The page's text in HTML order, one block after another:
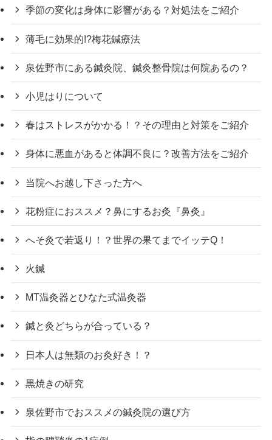
季節の変化は身体に影響がある？対処法をご紹介
薄毛に効果的!?梅花鍼療法
泉佐野市にある鍼灸院、鍼灸整骨院は何院あるの？
小児はりについて
春はストレスがかかる！？その理由と対策をご紹介
身体に悪血があると体調不良に？改善方法をご紹介
当院へお越し下さった方へ
花粉症におススメ？鼻にするお灸『鼻灸』
へそ灸で若返り！？世界の果てまでイッテQ！
火鍼
MT温灸器とひなた式温灸器
鍼と灸どちらが合っている？
日本人は無類のお灸好き！？
黒焼きの研究
泉佐野市でおススメの鍼灸院の選び方